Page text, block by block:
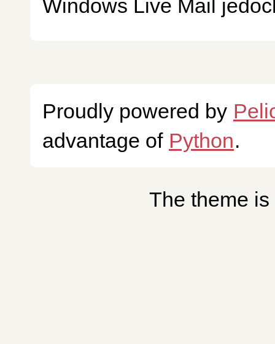
Windows Live Mail
Proudly powered by
advantage of Python.
The theme